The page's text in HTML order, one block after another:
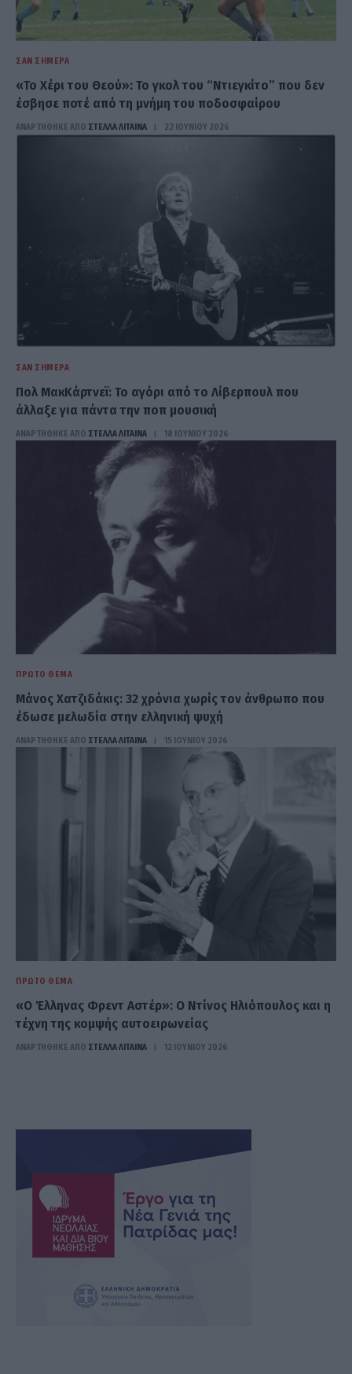
ΣΑΝ ΣΉΜΕΡΑ
«Το Χέρι του Θεού»: Το γκολ του “Ντιεγκίτο” που δεν
έσβησε ποτέ από τη μνήμη του ποδοσφαίρου
ΑΝΑΡΤΗΘΗΚΕ ΑΠΟ ΣΤΈΛΛΑ ΛΊΤΑΙΝΑ 22 ΙΟΥΝΊΟΥ 2026
ΣΑΝ ΣΉΜΕΡΑ
Πολ ΜακΚάρτνεϊ: Το αγόρι από το Λίβερπουλ που
άλλαξε για πάντα την ποπ μουσική
ΑΝΑΡΤΗΘΗΚΕ ΑΠΟ ΣΤΈΛΛΑ ΛΊΤΑΙΝΑ 18 ΙΟΥΝΊΟΥ 2026
ΠΡΏΤΟ ΘΈΜΑ
Μάνος Χατζιδάκις: 32 χρόνια χωρίς τον άνθρωπο που
έδωσε μελωδία στην ελληνική ψυχή
ΑΝΑΡΤΗΘΗΚΕ ΑΠΟ ΣΤΈΛΛΑ ΛΊΤΑΙΝΑ 15 ΙΟΥΝΊΟΥ 2026
ΠΡΏΤΟ ΘΈΜΑ
«Ο Έλληνας Φρεντ Αστέρ»: Ο Ντίνος Ηλιόπουλος και η
τέχνη της κομψής αυτοειρωνείας
ΑΝΑΡΤΗΘΗΚΕ ΑΠΟ ΣΤΈΛΛΑ ΛΊΤΑΙΝΑ 12 ΙΟΥΝΊΟΥ 2026